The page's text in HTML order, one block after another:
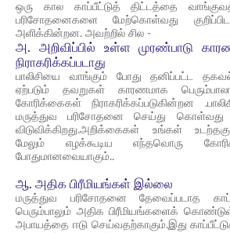
ஒரு கால காப்பீட்டுத் திட்டத்தை
பரிசோதனைகளை மேற்கொள்வது
அளிக்கின்றன. அவற்றில் சில -
அ. அறிவிப்பில் உள்ள முரண்பாடு
நிராகரிக்கப்படாது
பாலிசியை வாங்கும் போது தனிப்பட்ட
ஏற்படும் தவறுகள் காரணமாக
கோரிக்கைகள் நிராகரிக்கப்படுகின்றன
மருத்துவ பரிசோதனை செய்து கொள்வது
விடுவிக்கிறது.அறிக்கைகள் உங்கள்
மேலும் எழக்கூடிய எந்தவொரு
போதுமானவையாகும்..
ஆ. அதிக பிரீமியங்கள் இல்லை
மருத்துவ பரிசோதனை தேவைப்படாத
பெரும்பாலும் அதிக பிரீமியங்களைக்
அபாயத்தை ஈடு செய்வதற்காகும்.இது